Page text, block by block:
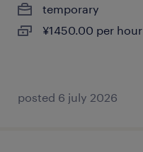
temporary
¥1450.00 per hour
posted 6 july 2026